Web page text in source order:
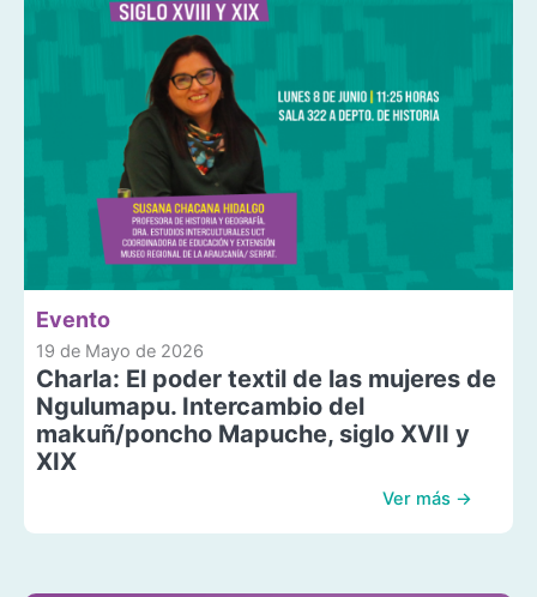
Evento
19 de Mayo de 2026
Charla: El poder textil de las mujeres de
Ngulumapu. Intercambio del
makuñ/poncho Mapuche, siglo XVII y
XIX
Ver más →